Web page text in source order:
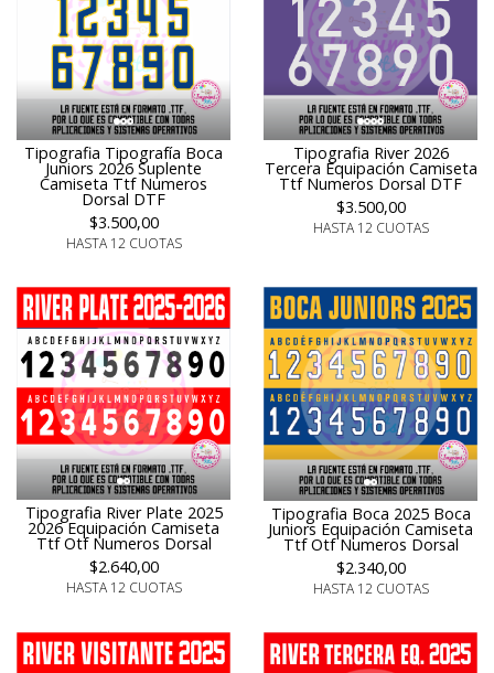
Tipografia Tipografía Boca
Juniors 2026 Suplente
Camiseta Ttf Numeros
Dorsal DTF
$3.500,00
HASTA 12 CUOTAS
Tipografia River 2026
Tercera Equipación Camiseta
Ttf Numeros Dorsal DTF
$3.500,00
HASTA 12 CUOTAS
Tipografia River Plate 2025
2026 Equipación Camiseta
Ttf Otf Numeros Dorsal
$2.640,00
HASTA 12 CUOTAS
Tipografia Boca 2025 Boca
Juniors Equipación Camiseta
Ttf Otf Numeros Dorsal
$2.340,00
HASTA 12 CUOTAS